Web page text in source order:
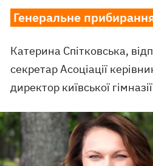
Генеральне
Катерина Спітковська,
секретар Асоціації
директор київської